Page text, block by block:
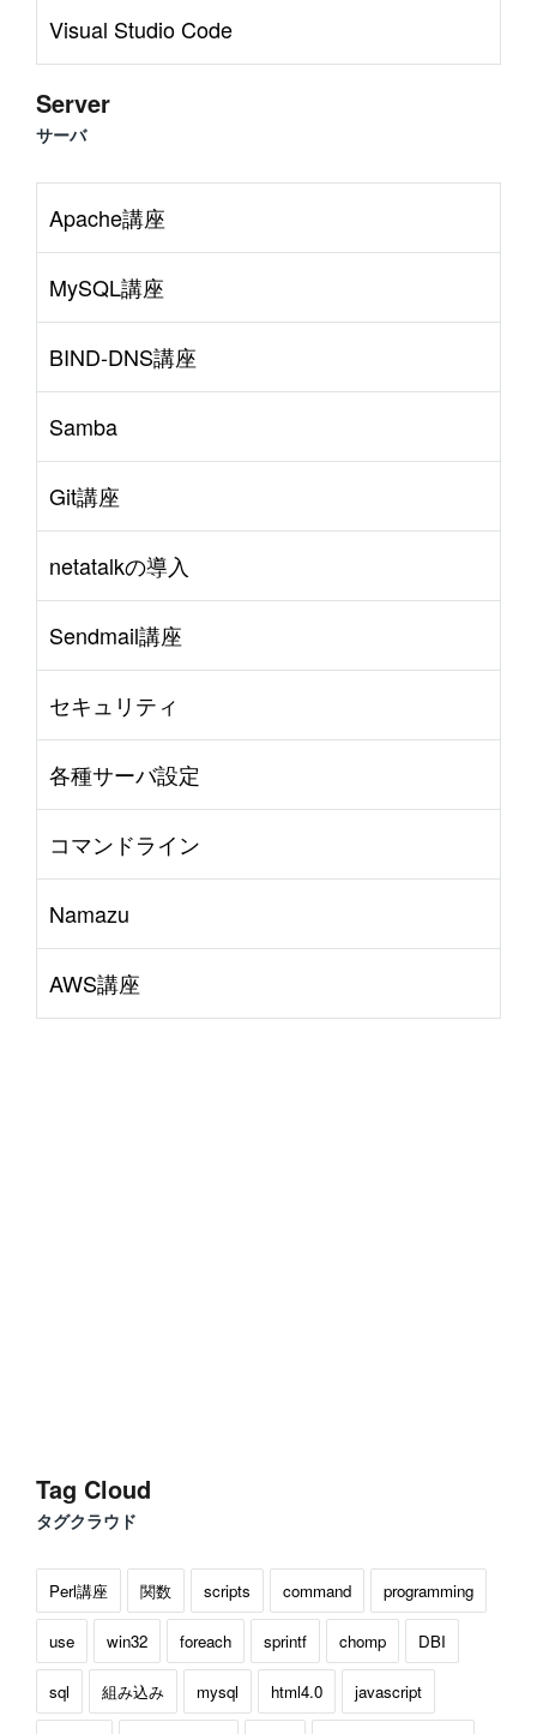
Visual Studio Code
Server
サーバ
Apache講座
MySQL講座
BIND-DNS講座
Samba
Git講座
netatalkの導入
Sendmail講座
セキュリティ
各種サーバ設定
コマンドライン
Namazu
AWS講座
Tag Cloud
タグクラウド
Perl講座 関数 scripts command programming
use win32 foreach sprintf chomp DBI
sql 組み込み mysql html4.0 javascript